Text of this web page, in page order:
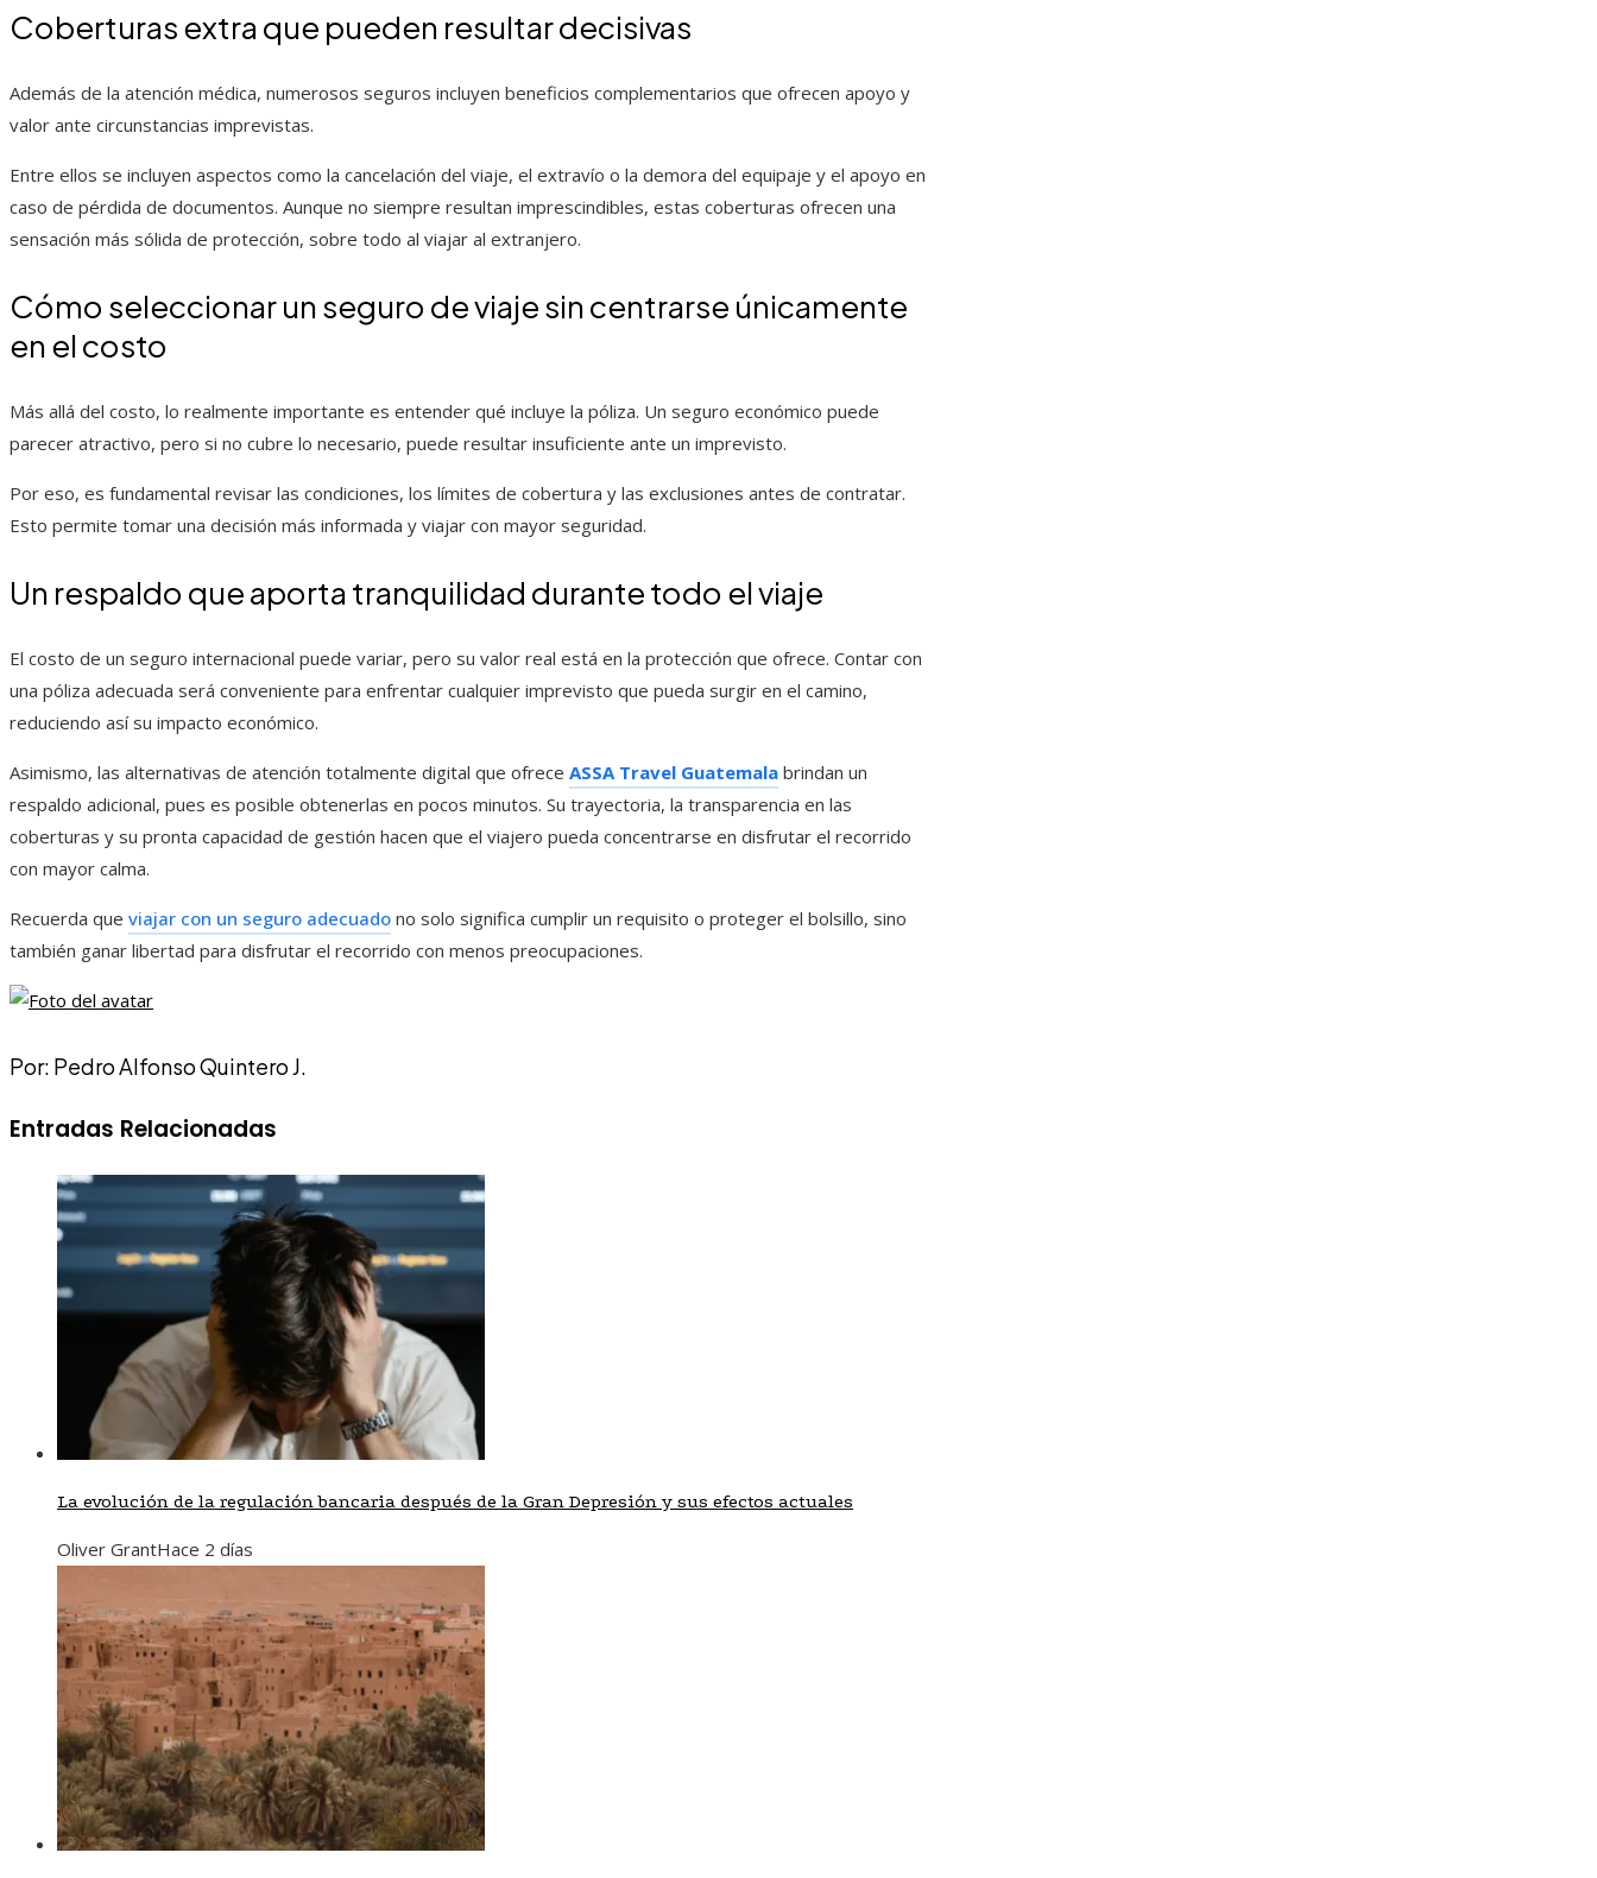
Coberturas extra que pueden resultar decisivas
Además de la atención médica, numerosos seguros incluyen beneficios complementarios que ofrecen apoyo y
valor ante circunstancias imprevistas.
Entre ellos se incluyen aspectos como la cancelación del viaje, el extravío o la demora del equipaje y el apoyo en
caso de pérdida de documentos. Aunque no siempre resultan imprescindibles, estas coberturas ofrecen una
sensación más sólida de protección, sobre todo al viajar al extranjero.
Cómo seleccionar un seguro de viaje sin centrarse únicamente
en el costo
Más allá del costo, lo realmente importante es entender qué incluye la póliza. Un seguro económico puede
parecer atractivo, pero si no cubre lo necesario, puede resultar insuficiente ante un imprevisto.
Por eso, es fundamental revisar las condiciones, los límites de cobertura y las exclusiones antes de contratar.
Esto permite tomar una decisión más informada y viajar con mayor seguridad.
Un respaldo que aporta tranquilidad durante todo el viaje
El costo de un seguro internacional puede variar, pero su valor real está en la protección que ofrece. Contar con
una póliza adecuada será conveniente para enfrentar cualquier imprevisto que pueda surgir en el camino,
reduciendo así su impacto económico.
Asimismo, las alternativas de atención totalmente digital que ofrece ASSA Travel Guatemala brindan un
respaldo adicional, pues es posible obtenerlas en pocos minutos. Su trayectoria, la transparencia en las
coberturas y su pronta capacidad de gestión hacen que el viajero pueda concentrarse en disfrutar el recorrido
con mayor calma.
Recuerda que viajar con un seguro adecuado no solo significa cumplir un requisito o proteger el bolsillo, sino
también ganar libertad para disfrutar el recorrido con menos preocupaciones.
Por: Pedro Alfonso Quintero J.
Entradas Relacionadas
La evolución de la regulación bancaria después de la Gran Depresión y sus efectos actuales
Oliver GrantHace 2 días